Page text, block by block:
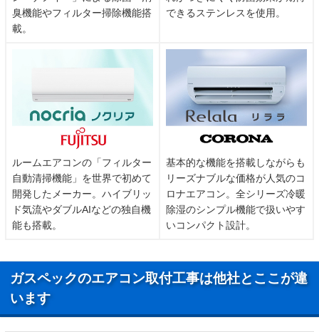
臭機能やフィルター掃除機能搭
載。
できるステンレスを使用。
ルームエアコンの「フィルター
自動清掃機能」を世界で初めて
開発したメーカー。ハイブリッ
ド気流やダブルAIなどの独自機
能も搭載。
基本的な機能を搭載しながらも
リーズナブルな価格が人気のコ
ロナエアコン。全シリーズ冷暖
除湿のシンプル機能で扱いやす
いコンパクト設計。
ガスペックのエアコン取付工事は他社とここが違
います